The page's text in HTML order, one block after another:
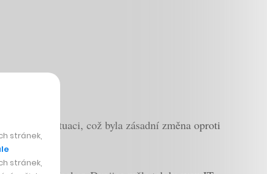
aktuální situaci, což byla zásadní změna oproti
stránek,
stránek,